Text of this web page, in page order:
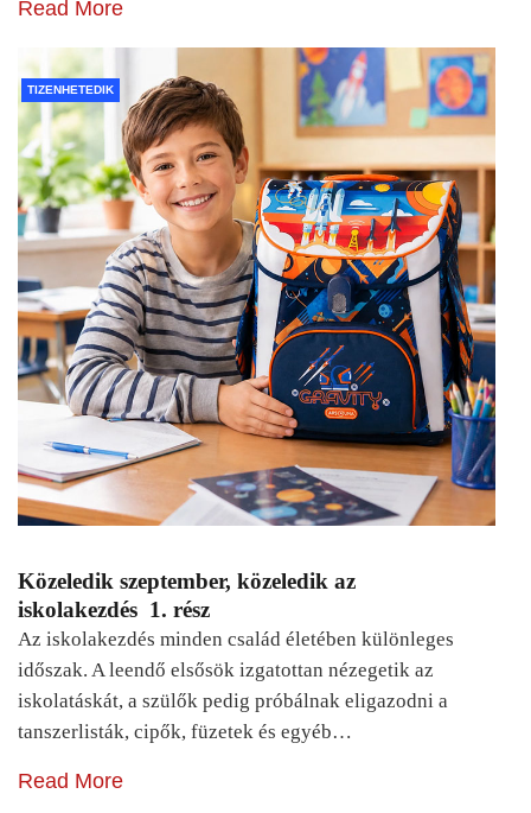
Read More
TIZENHETEDIK
Közeledik szeptember, közeledik az
iskolakezdés 1. rész
Az iskolakezdés minden család életében különleges
időszak. A leendő elsősök izgatottan nézegetik az
iskolatáskát, a szülők pedig próbálnak eligazodni a
tanszerlisták, cipők, füzetek és egyéb…
Read More